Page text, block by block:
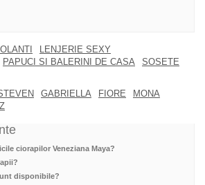
LENJERIE SEXY
PAPUCI SI BALERINI DE CASA
SOSETE
GABRIELLA FIORE
MONA
ciorapilor Veneziana Maya?
disponibile?